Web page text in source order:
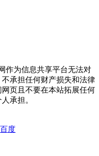
作为信息共享平台无法对
承担任何财产损失和法律
页且不要在本站拓展任何
承担。
度